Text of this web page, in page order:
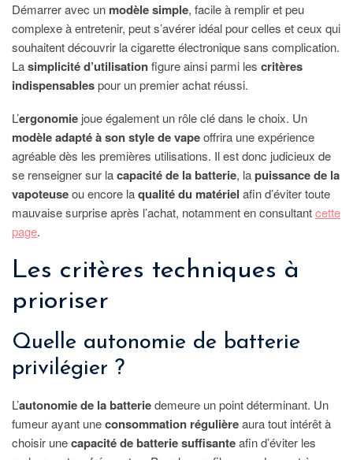
Démarrer avec un modèle simple, facile à remplir et peu
complexe à entretenir, peut s’avérer idéal pour celles et ceux qui
souhaitent découvrir la cigarette électronique sans complication.
Lasimplicité d’utilisationfigure ainsi parmi les critères
indispensablespour un premier achat réussi.
L’ergonomie joue également un rôle clé dans le choix. Un
modèle adapté à son style de vapeoffrira une expérience
agréable dès les premières utilisations. Il est donc judicieux de
se renseigner sur lacapacité de la batterie, lapuissance de la
vapoteuseou encore laqualité du matériel afin d’éviter toute
mauvaise surprise après l’achat, notamment en consultantcette
page.
Les critères techniques à
prioriser
Quelle autonomie de batterie
privilégier ?
L’autonomie de la batteriedemeure un point déterminant. Un
fumeur ayant uneconsommation régulièreaura tout intérêt à
choisir unecapacité de batterie suffisanteafin d’éviter les